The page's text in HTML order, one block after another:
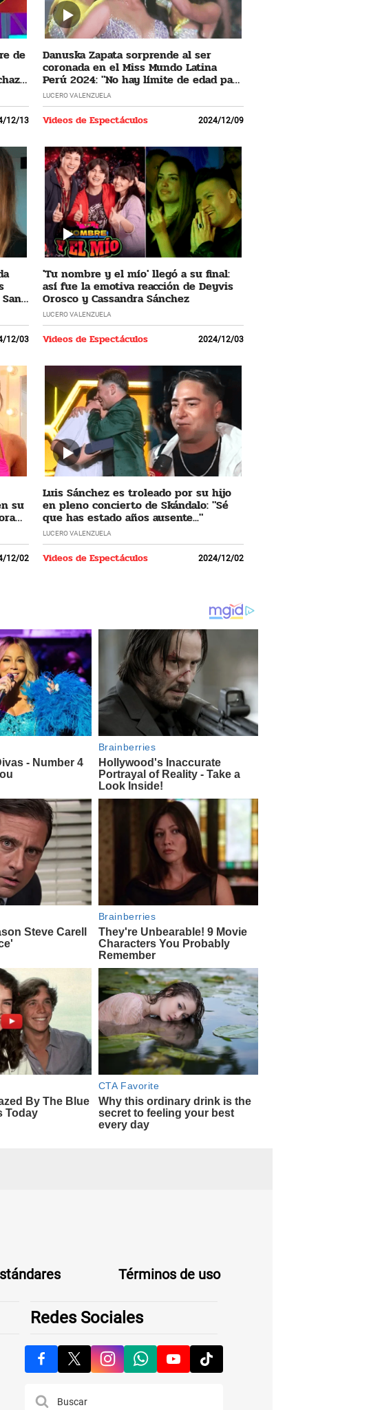
de
12/13
Danuska Zapata sorprende al ser
coronada en el Miss Mundo Latina
Perú 2024: "No hay límite de edad para
cumplir los sueños"
LUCERO VALENZUELA
Videos de Espectáculos 2024/12/09
12/03
'Tu nombre y el mío' llegó a su final:
así fue la emotiva reacción de Deyvis
Orosco y Cassandra Sánchez
LUCERO VALENZUELA
Videos de Espectáculos 2024/12/03
su
12/02
Luis Sánchez es troleado por su hijo
en pleno concierto de Skándalo: "Sé
que has estado años ausente..."
LUCERO VALENZUELA
Videos de Espectáculos 2024/12/02
Términos de uso
Redes Sociales